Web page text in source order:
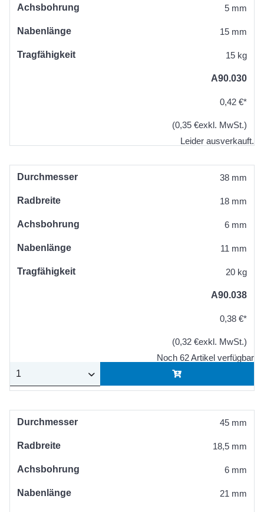
Achsbohrung 5 mm
Nabenlänge 15 mm
Tragfähigkeit 15 kg
A90.030
0,42 €*
(0,35 €exkl. MwSt.)
Leider ausverkauft.
Durchmesser 38 mm
Radbreite 18 mm
Achsbohrung 6 mm
Nabenlänge 11 mm
Tragfähigkeit 20 kg
A90.038
0,38 €*
(0,32 €exkl. MwSt.)
Noch 62 Artikel verfügbar
Durchmesser 45 mm
Radbreite 18,5 mm
Achsbohrung 6 mm
Nabenlänge 21 mm